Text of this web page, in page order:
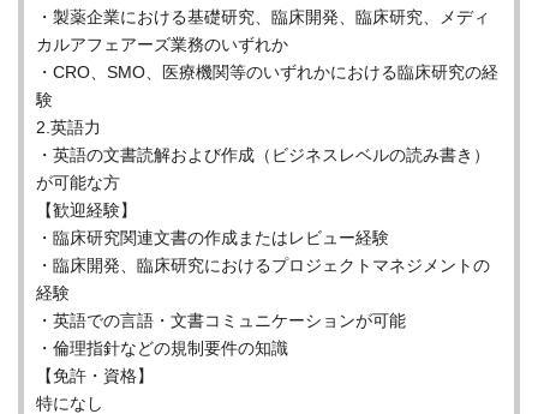
・製薬企業における基礎研究、臨床開発、臨床研究、メディ
カルアフェアーズ業務のいずれか
・CRO、SMO、医療機関等のいずれかにおける臨床研究の経
験
2.英語力
・英語の文書読解および作成（ビジネスレベルの読み書き）
が可能な方
【歓迎経験】
・臨床研究関連文書の作成またはレビュー経験
・臨床開発、臨床研究におけるプロジェクトマネジメントの
経験
・英語での言語・文書コミュニケーションが可能
・倫理指針などの規制要件の知識
【免許・資格】
特になし